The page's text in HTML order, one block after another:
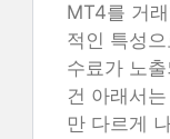
MT4를 거
적인 특성
수료가 노
건 아래서
만 다르게